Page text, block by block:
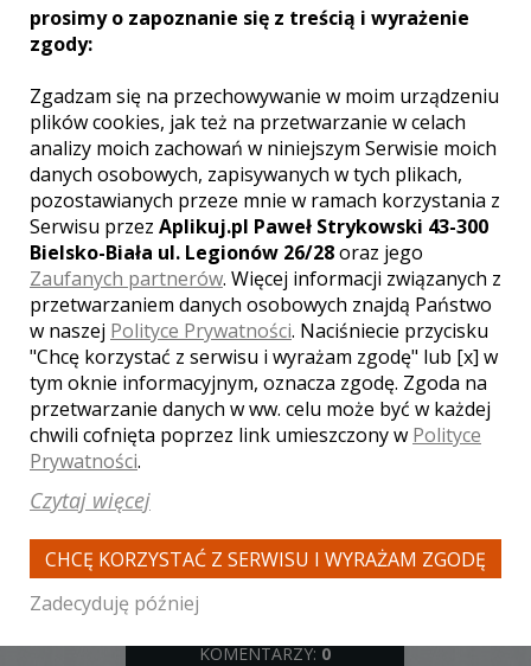
KOMENTARZY:0
WYŚWIETLEŃ:3552
KOMENTARZY:2
WYŚWIETLEŃ:2781
KOMENTARZY:1
KOMENTARZY:0
prosimy o zapoznanie się z treścią i wyrażenie
zgody:
Zgadzam się na przechowywanie w moim urządzeniu
plików cookies, jak też na przetwarzanie w celach
analizy moich zachowań w niniejszym Serwisie moich
danych osobowych, zapisywanych w tych plikach,
pozostawianych przeze mnie w ramach korzystania z
Serwisu przez Aplikuj.pl Paweł Strykowski 43-300
Bielsko-Biała ul. Legionów 26/28oraz jego
Zaufanych partnerów. Więcej informacji związanych z
przetwarzaniem danych osobowych znajdą Państwo
w naszej Polityce Prywatności. Naciśniecie przycisku
"Chcę korzystać z serwisu i wyrażam zgodę" lub [x] w
tym oknie informacyjnym, oznacza zgodę. Zgoda na
przetwarzanie danych w ww. celu może być w każdej
chwili cofnięta poprzez link umieszczony w Polityce
Prywatności.
Czytaj więcej
CHCĘ KORZYSTAĆ Z SERWISU I WYRAŻAM ZGODĘ
Zadecyduję później